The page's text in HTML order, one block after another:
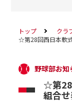
トップ クラ
☆第28回西日本軟
野球部お知
☆第28
組合